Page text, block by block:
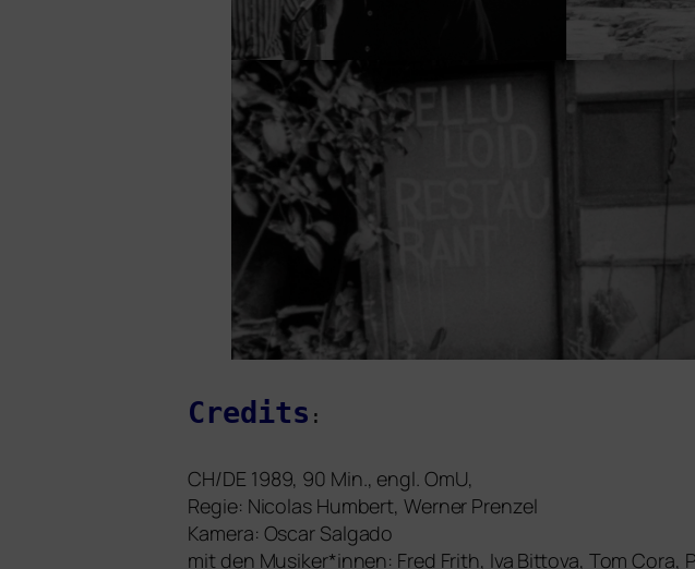
Credits :
CH/DE 1989, 90 Min., engl. OmU,
Regie: Nicolas Humbert, Werner Prenzel
Kamera: Oscar Salgado
mit den Musiker*innen: Fred Frith, Iva Bittova, Tom